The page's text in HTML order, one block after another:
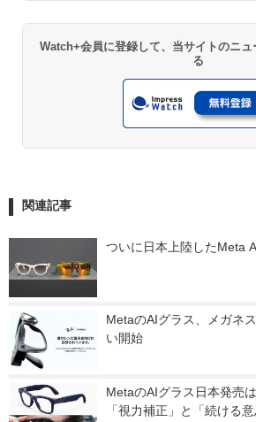
Watch+会員に登録して、当サイトのニュ
る
関連記事
ついに日本上陸したMeta
MetaのAIグラス、メガネ
い開始
MetaのAIグラス日本発売
「視力補正」と「続ける意